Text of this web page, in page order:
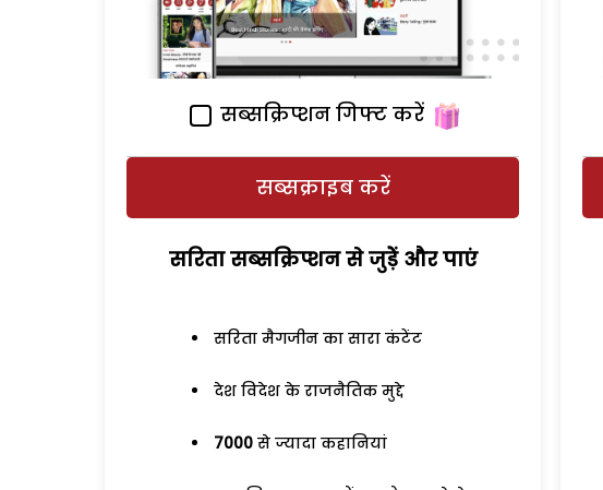
सब्सक्रिप्शन गिफ्ट करें
सब्सक्राइब करें
सरिता सब्सक्रिप्शन से जुड़ेें और पाएं
सरिता मैगजीन का सारा कंटेंट
देश विदेश के राजनैतिक मुद्दे
7000 से ज्यादा कहानियां